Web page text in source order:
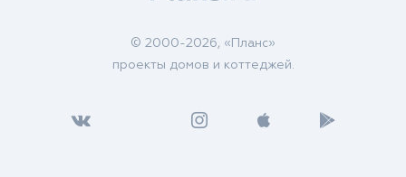
© 2000-2026, «Планс»
проекты домов и коттеджей.